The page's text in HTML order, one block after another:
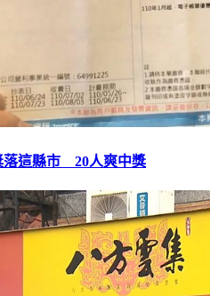
落這縣市 20人爽中獎